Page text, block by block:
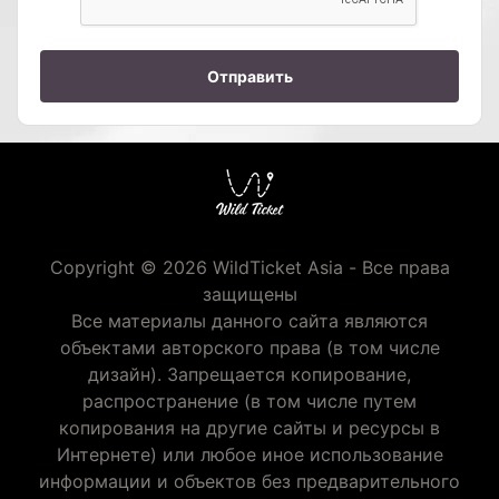
Отправить
Copyright © 2026 WildTicket Asia - Все права
защищены
Все материалы данного сайта являются
объектами авторского права (в том числе
дизайн). Запрещается копирование,
распространение (в том числе путем
копирования на другие сайты и ресурсы в
Интернете) или любое иное использование
информации и объектов без предварительного